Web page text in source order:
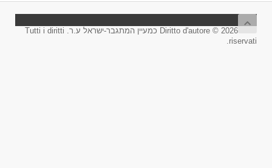
Diritto d'autore © 2026 כמעיין המתגבר-ישראל ע.ר. Tutti i diritti
riservati.